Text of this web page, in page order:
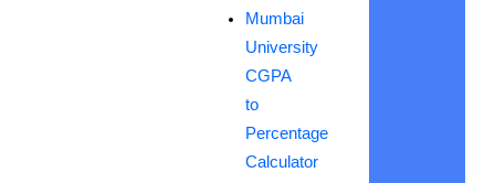
Mumbai
University
CGPA
to
Percentage
Calculator